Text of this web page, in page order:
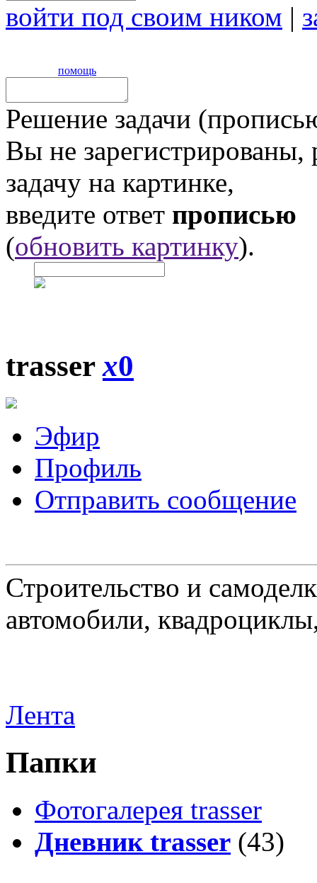
войти под своим ником |
помощь
Решение задачи
Вы не
задачу на картинке,
введите ответ прописью
(обновить картинку).
trasserx0
Эфир
Профиль
Отправить сообщение
Строительство и
автомобили,
Лента
Папки
Фотогалерея trasser
Дневник trasser (43)